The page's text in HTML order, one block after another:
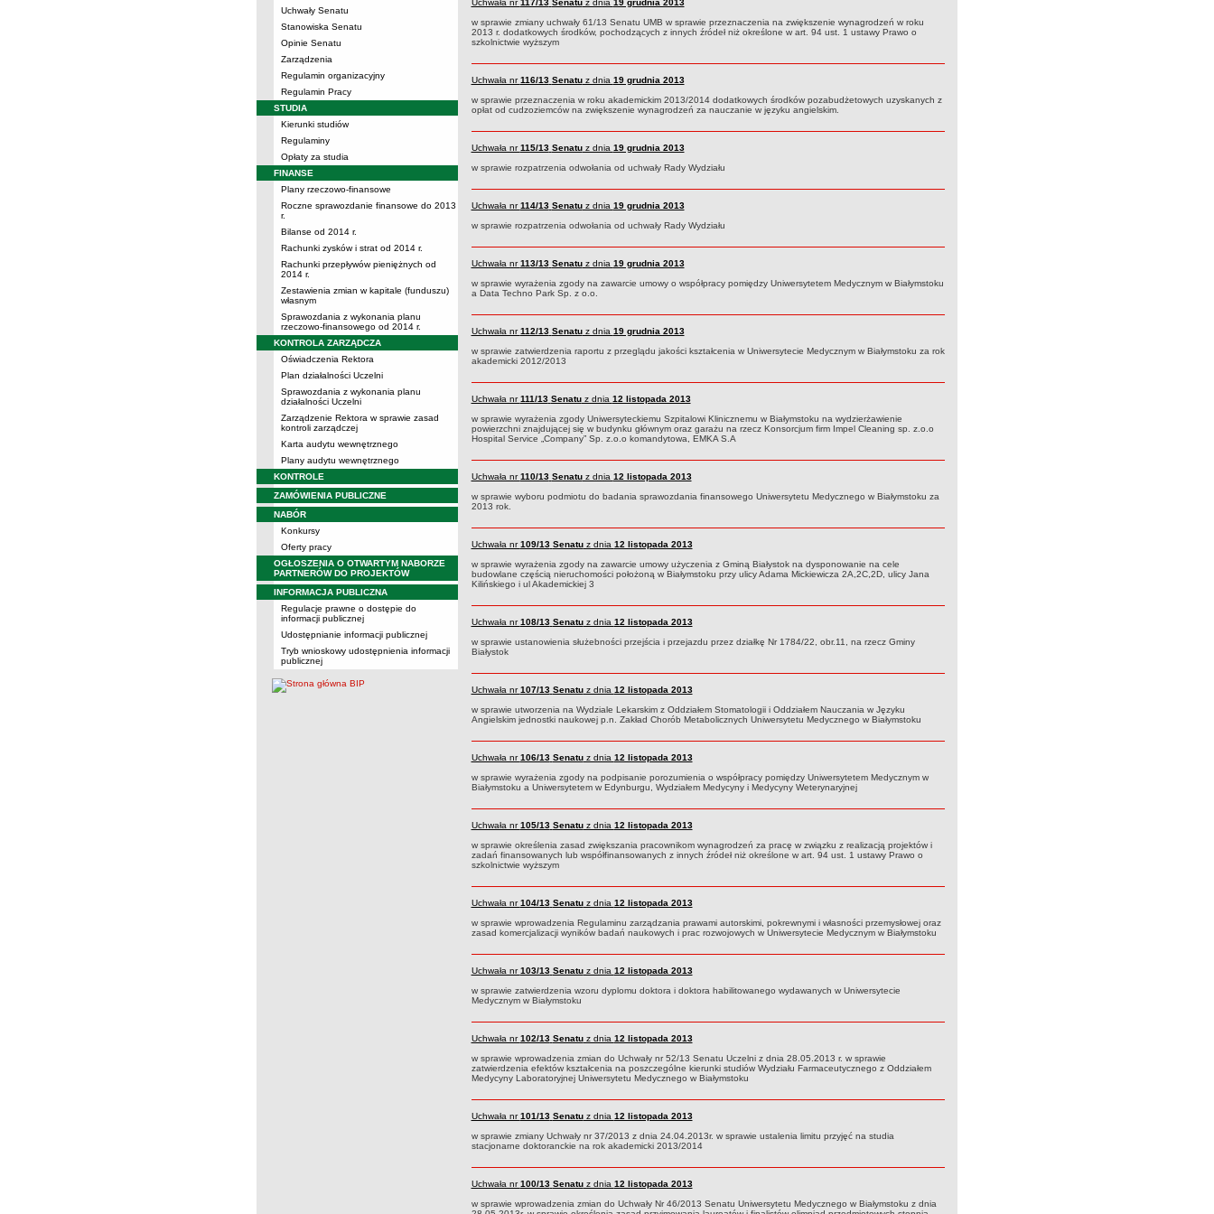
Uchwały Senatu
Stanowiska Senatu
Opinie Senatu
Zarządzenia
Regulamin organizacyjny
Regulamin Pracy
STUDIA
Kierunki studiów
Regulaminy
Opłaty za studia
FINANSE
Plany rzeczowo-finansowe
Roczne sprawozdanie finansowe do 2013
r.
Bilanse od 2014 r.
Rachunki zysków i strat od 2014 r.
Rachunki przepływów pieniężnych od
2014 r.
Zestawienia zmian w kapitale (funduszu)
własnym
Sprawozdania z wykonania planu
rzeczowo-finansowego od 2014 r.
KONTROLA ZARZĄDCZA
Oświadczenia Rektora
Plan działalności Uczelni
Sprawozdania z wykonania planu
działalności Uczelni
Zarządzenie Rektora w sprawie zasad
kontroli zarządczej
Karta audytu wewnętrznego
Plany audytu wewnętrznego
KONTROLE
ZAMÓWIENIA PUBLICZNE
NABÓR
Konkursy
Oferty pracy
OGŁOSZENIA O OTWARTYM NABORZE
PARTNERÓW DO PROJEKTÓW
INFORMACJA PUBLICZNA
Regulacje prawne o dostępie do
informacji publicznej
Udostępnianie informacji publicznej
Tryb wnioskowy udostępnienia informacji
publicznej
Uchwała nr117/13 Senatuz dnia 19 grudnia 2013
w sprawie zmiany uchwały 61/13 Senatu UMB w sprawie przeznaczenia na zwiększenie wynagrodzeń w roku
2013 r. dodatkowych środków, pochodzących z innych źródeł niż określone w art. 94 ust. 1 ustawy Prawo o
szkolnictwie wyższym
Uchwała nr116/13 Senatuz dnia 19 grudnia 2013
w sprawie przeznaczenia w roku akademickim 2013/2014 dodatkowych środków pozabudżetowych uzyskanych z
opłat od cudzoziemców na zwiększenie wynagrodzeń za nauczanie w języku angielskim.
Uchwała nr115/13 Senatuz dnia 19 grudnia 2013
w sprawie rozpatrzenia odwołania od uchwały Rady Wydziału
Uchwała nr114/13 Senatuz dnia 19 grudnia 2013
w sprawie rozpatrzenia odwołania od uchwały Rady Wydziału
Uchwała nr113/13 Senatuz dnia 19 grudnia 2013
w sprawie wyrażenia zgody na zawarcie umowy o współpracy pomiędzy Uniwersytetem Medycznym w Białymstoku
a Data Techno Park Sp. z o.o.
Uchwała nr112/13 Senatuz dnia 19 grudnia 2013
w sprawie zatwierdzenia raportu z przeglądu jakości kształcenia w Uniwersytecie Medycznym w Białymstoku za rok
akademicki 2012/2013
Uchwała nr111/13 Senatuz dnia 12 listopada 2013
w sprawie wyrażenia zgody Uniwersyteckiemu Szpitalowi Klinicznemu w Białymstoku na wydzierżawienie
powierzchni znajdującej się w budynku głównym oraz garażu na rzecz Konsorcjum firm Impel Cleaning sp. z.o.o
Hospital Service „Company” Sp. z.o.o komandytowa, EMKA S.A
Uchwała nr110/13 Senatuz dnia 12 listopada 2013
w sprawie wyboru podmiotu do badania sprawozdania finansowego Uniwersytetu Medycznego w Białymstoku za
2013 rok.
Uchwała nr109/13 Senatuz dnia 12 listopada 2013
w sprawie wyrażenia zgody na zawarcie umowy użyczenia z Gminą Białystok na dysponowanie na cele
budowlane częścią nieruchomości położoną w Białymstoku przy ulicy Adama Mickiewicza 2A,2C,2D, ulicy Jana
Kilińskiego i ul Akademickiej 3
Uchwała nr108/13 Senatuz dnia 12 listopada 2013
w sprawie ustanowienia służebności przejścia i przejazdu przez działkę Nr 1784/22, obr.11, na rzecz Gminy
Białystok
Uchwała nr107/13 Senatuz dnia 12 listopada 2013
w sprawie utworzenia na Wydziale Lekarskim z Oddziałem Stomatologii i Oddziałem Nauczania w Języku
Angielskim jednostki naukowej p.n. Zakład Chorób Metabolicznych Uniwersytetu Medycznego w Białymstoku
Uchwała nr106/13 Senatuz dnia 12 listopada 2013
w sprawie wyrażenia zgody na podpisanie porozumienia o współpracy pomiędzy Uniwersytetem Medycznym w
Białymstoku a Uniwersytetem w Edynburgu, Wydziałem Medycyny i Medycyny Weterynaryjnej
Uchwała nr105/13 Senatuz dnia 12 listopada 2013
w sprawie określenia zasad zwiększania pracownikom wynagrodzeń za pracę w związku z realizacją projektów i
zadań finansowanych lub współfinansowanych z innych źródeł niż określone w art. 94 ust. 1 ustawy Prawo o
szkolnictwie wyższym
Uchwała nr104/13 Senatuz dnia 12 listopada 2013
w sprawie wprowadzenia Regulaminu zarządzania prawami autorskimi, pokrewnymi i własności przemysłowej oraz
zasad komercjalizacji wyników badań naukowych i prac rozwojowych w Uniwersytecie Medycznym w Białymstoku
Uchwała nr103/13 Senatuz dnia 12 listopada 2013
w sprawie zatwierdzenia wzoru dyplomu doktora i doktora habilitowanego wydawanych w Uniwersytecie
Medycznym w Białymstoku
Uchwała nr102/13 Senatuz dnia 12 listopada 2013
w sprawie wprowadzenia zmian do Uchwały nr 52/13 Senatu Uczelni z dnia 28.05.2013 r. w sprawie
zatwierdzenia efektów kształcenia na poszczególne kierunki studiów Wydziału Farmaceutycznego z Oddziałem
Medycyny Laboratoryjnej Uniwersytetu Medycznego w Białymstoku
Uchwała nr101/13 Senatuz dnia 12 listopada 2013
w sprawie zmiany Uchwały nr 37/2013 z dnia 24.04.2013r. w sprawie ustalenia limitu przyjęć na studia
stacjonarne doktoranckie na rok akademicki 2013/2014
Uchwała nr100/13 Senatuz dnia 12 listopada 2013
w sprawie wprowadzenia zmian do Uchwały Nr 46/2013 Senatu Uniwersytetu Medycznego w Białymstoku z dnia